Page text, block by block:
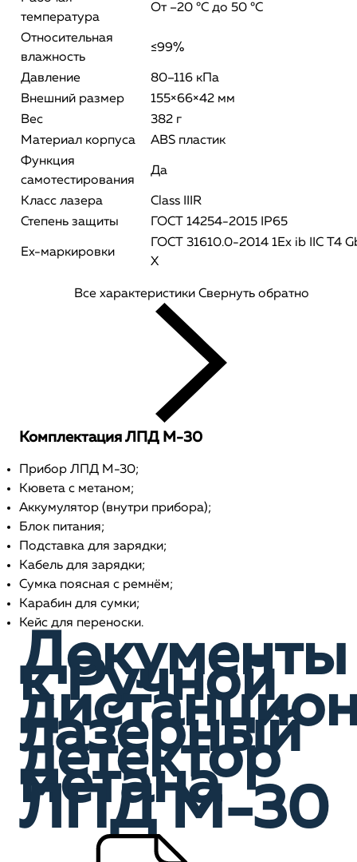
температура
От –20 °C до 50 °С
Относительная
влажность
≤99%
Давление
80–116 кПа
Внешний размер
155×66×42 мм
Вес
382 г
Материал корпуса
ABS пластик
Функция
самотестирования
Да
Класс лазера
Class IIIR
Степень защиты
ГОСТ 14254-2015 IP65
Ех-маркировки
ГОСТ 31610.0-2014 1Ex ib IIC T4
X
Все характеристики Свернуть обратно
Комплектация ЛПД М-30
Прибор ЛПД М-30;
Кювета с метаном;
Аккумулятор (внутри прибора);
Блок питания;
Подставка для зарядки;
Кабель для зарядки;
Сумка поясная с ремнём;
Карабин для сумки;
Кейс для переноски.
Документы
к Ручной
лазерный
детектор
метана
ЛПД М-30